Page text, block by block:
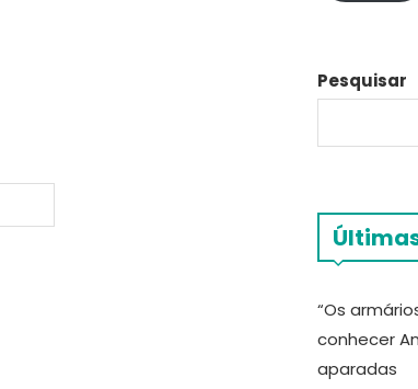
Pesquisar
“Os
conhecer
aparadas